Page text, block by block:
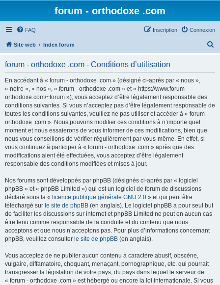
forum - orthodoxe .com
FAQ Connexion
Inscription
Site web Index forum
forum - orthodoxe .com - Conditions d’utilisation
En accédant à « forum - orthodoxe .com » (désigné ci-après par « nous »,
« notre », « nos », « forum - orthodoxe .com » et « https://www.forum-
orthodoxe.com/~forum »), vous acceptez d’être légalement responsable des
conditions suivantes. Si vous n’acceptez pas d’être légalement responsable de
toutes les conditions suivantes, veuillez ne pas utiliser et accéder à « forum -
orthodoxe .com ». Nous pouvons modifier ces conditions à n’importe quel
moment et nous essaierons de vous informer de ces modifications, bien que
nous vous conseillons de vérifier régulièrement par vous-même. En effet, si
vous continuez à participer à « forum - orthodoxe .com » après que des
modifications aient été effectuées, vous acceptez d’être légalement
responsable des conditions modifiées et mises à jour.
Nos forums sont développés par phpBB (désignés ci-après par « logiciel
phpBB » et « phpBB Limited ») qui est un logiciel de forum de discussions
déclaré sous la « licence publique générale GNU 2.0 » et qui peut être
téléchargé sur le site de phpBB (en anglais). Le logiciel phpBB a pour seul but
de faciliter les discussions sur internet et phpBB Limited ne peut en aucun cas
être tenu comme responsable de la conduite et du contenu que nous
acceptons et que nous n’acceptons pas. Pour plus d’informations concernant
phpBB, veuillez consulter le site de phpBB (en anglais).
Vous acceptez de ne publier aucun contenu à caractère abusif, obscène,
vulgaire, diffamatoire, choquant, menaçant, pornographique, etc. qui pourrait
transgresser la législation de votre pays, du pays dans lequel le serveur de
« forum - orthodoxe .com » est hébergé ou encore la loi internationale. Si vous